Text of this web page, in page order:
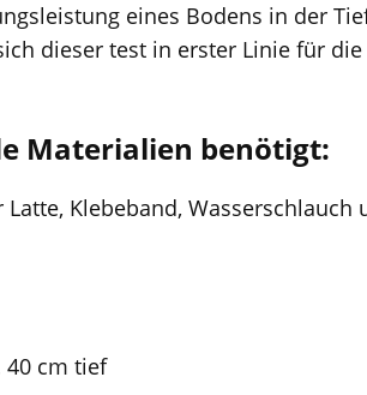
eines Bodens in der
dieser test in erster Linie für
Materialien benötigt:
Klebeband, Wasserschlauch
40 cm tief